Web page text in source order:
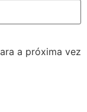
a próxima vez